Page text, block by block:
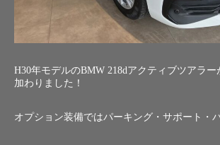
H30年モデルのBMW 218dアクティブツアラ
加わりました！
オプション装備ではパーキング・サポート・